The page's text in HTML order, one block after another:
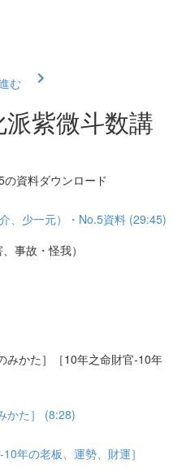
む
紫微斗数講
の資料ダウンロード
、少一元）・No.5資料 (29:45)
事故・怪我）
みかた］［10年之命財官-10年
かた］ (8:28)
年の老板、運勢、財運］